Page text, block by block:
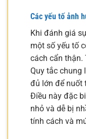
Các yếu tố ảnh
Khi đánh giá
một số yếu tố
cách cẩn thận.
Quy tắc chung
đủ lớn để nuốt
Điều này đặc
nhỏ và dễ bị
tính cách và